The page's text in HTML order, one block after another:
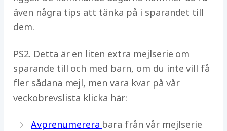
även några tips att tänka på i sparandet till
dem.
PS2. Detta är en liten extra mejlserie om
sparande till och med barn, om du inte vill få
fler sådana mejl, men vara kvar på vår
veckobrevslista klicka här:
Avprenumerera bara från vår mejlserie